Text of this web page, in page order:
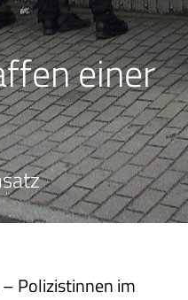
einer
Polizistinnen im